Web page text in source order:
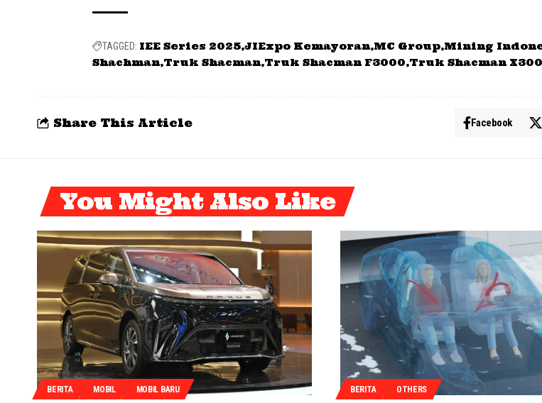
TAGGED: IEE Series 2025 JIExpo Kemayoran MC Group Mining
Shachman Truk Shacman Truk Shacman F3000 Truk Shacman
Share This Article Facebook
You Might Also Like
BERITA MOBIL MOBIL BARU BERITA OTHERS